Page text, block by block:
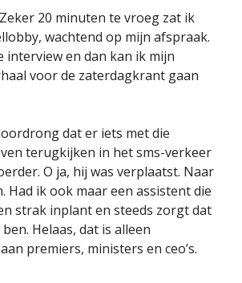
20 minuten te vroeg zat ik
wachtend op mijn afspraak.
interview en dan kan ik mijn
voor de zaterdagkrant gaan
dat er iets met die
terugkijken in het sms-verkeer
O ja, hij was verplaatst. Naar
Had ik ook maar een assistent die
strak inplant en steeds zorgt dat
Helaas, dat is alleen
premiers, ministers en ceo’s.